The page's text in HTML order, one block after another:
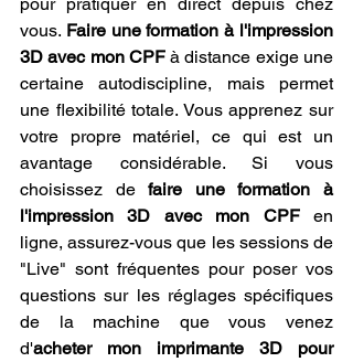
vous. Faire une formation à l'impression
3D avec mon CPF à distance exige une
certaine autodiscipline, mais permet
une flexibilité totale. Vous apprenez sur
votre propre matériel, ce qui est un
avantage considérable. Si vous
choisissez de faire une formation à
l'impression 3D avec mon CPF en
ligne, assurez-vous que les sessions de
"Live" sont fréquentes pour poser vos
questions sur les réglages spécifiques
de la machine que vous venez
d'acheter mon imprimante 3D pour